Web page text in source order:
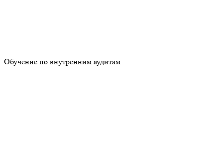
Обучение по внутренним аудитам